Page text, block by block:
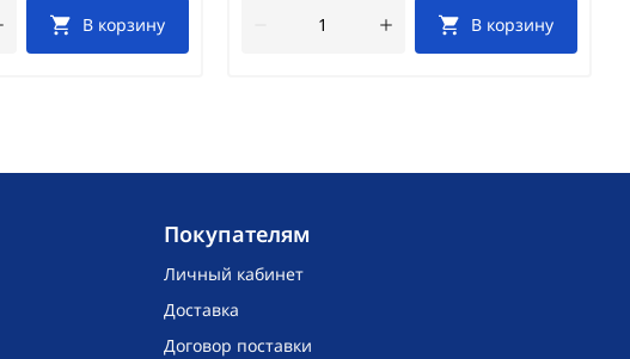
В корзину В корзину
Покупателям
Личный кабинет
Доставка
Договор поставки